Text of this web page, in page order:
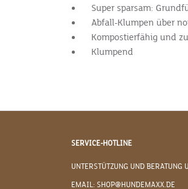
Super sparsam:
Abfall-Klumpen über
Kompostierfähig und
Klumpend
SERVICE-HOTLINE
UNTERSTÜTZUNG UND BERATUNG
EMAIL: SHOP@HUNDEMAXX.DE